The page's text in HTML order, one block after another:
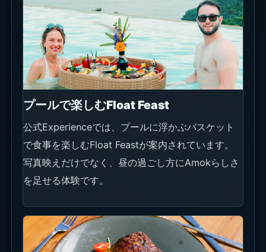
プールで楽しむFloat Feast
公式Experienceでは、プールに浮かぶバスケット
で食事を楽しむFloat Feastが案内されています。
写真映えだけでなく、昼の過ごし方にAmokらしさ
を足せる体験です。